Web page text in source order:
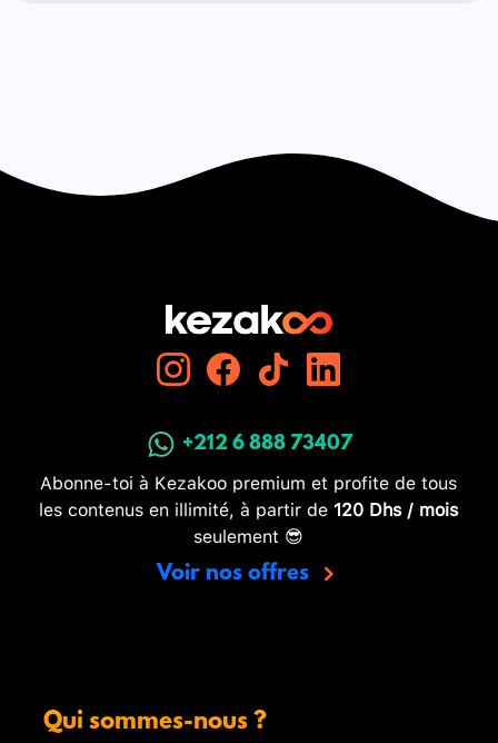
+212 6 888 73407
Abonne-toi à Kezakoo premium et profite de tous
les contenus en illimité, à partir de 120 Dhs / mois
seulement 😎
Voir nos offres
Qui sommes-nous ?